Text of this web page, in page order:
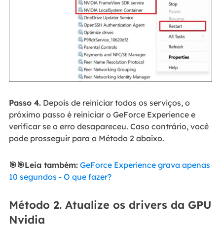
Passo 4.Depois de reiniciar todos os serviços, o
próximo passo é reiniciar o GeForce Experience e
verificar se o erro desapareceu. Caso contrário, você
pode prosseguir para o Método 2 abaixo.
🎯🎯Leia também: GeForce Experience grava apenas
10 segundos - O que fazer?
Método 2. Atualize os drivers da GPU
Nvidia